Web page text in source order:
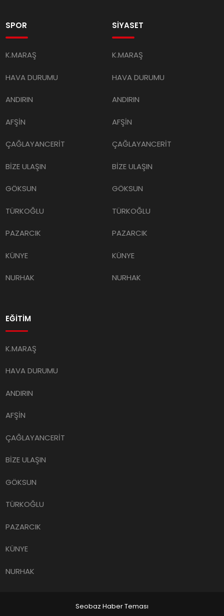
SPOR
K.MARAŞ
HAVA DURUMU
ANDIRIN
AFŞİN
ÇAĞLAYANCERİT
BİZE ULAŞIN
GÖKSUN
TÜRKOĞLU
PAZARCIK
KÜNYE
NURHAK
SİYASET
K.MARAŞ
HAVA DURUMU
ANDIRIN
AFŞİN
ÇAĞLAYANCERİT
BİZE ULAŞIN
GÖKSUN
TÜRKOĞLU
PAZARCIK
KÜNYE
NURHAK
EĞİTİM
K.MARAŞ
HAVA DURUMU
ANDIRIN
AFŞİN
ÇAĞLAYANCERİT
BİZE ULAŞIN
GÖKSUN
TÜRKOĞLU
PAZARCIK
KÜNYE
NURHAK
Seobaz Haber Teması